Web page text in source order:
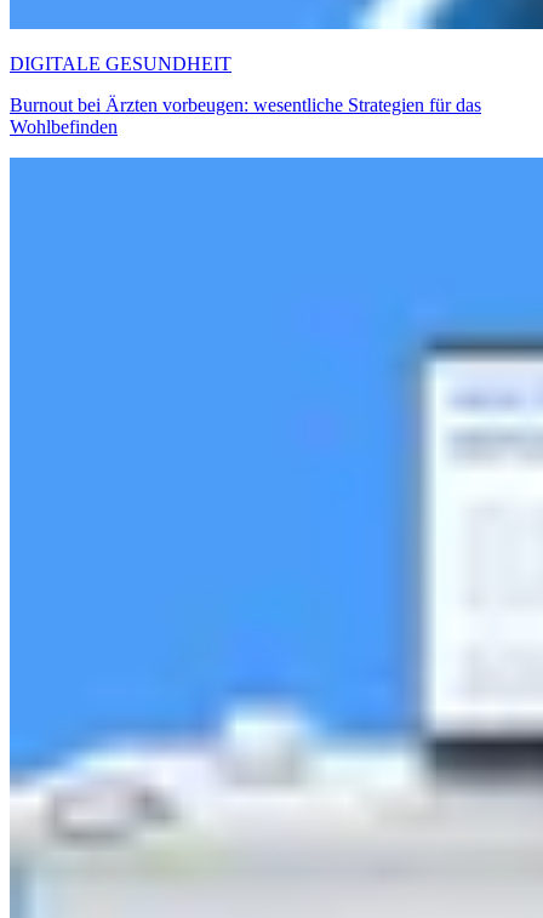
DIGITALE GESUNDHEIT
Burnout bei Ärzten vorbeugen: wesentliche Strategien für das
Wohlbefinden